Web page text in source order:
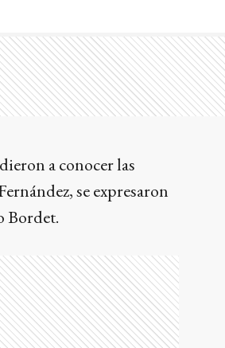
a conocer las
se expresaron
Bordet.